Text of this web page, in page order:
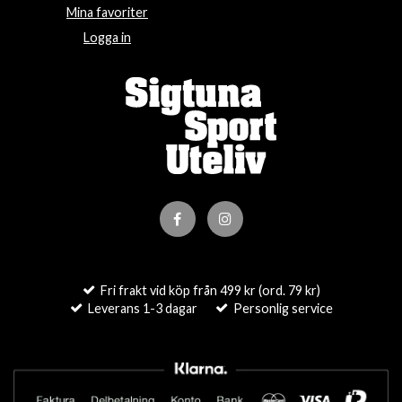
Mina favoriter
Logga in
Fri frakt vid köp från 499 kr (ord. 79 kr)
Leverans 1-3 dagar
Personlig service